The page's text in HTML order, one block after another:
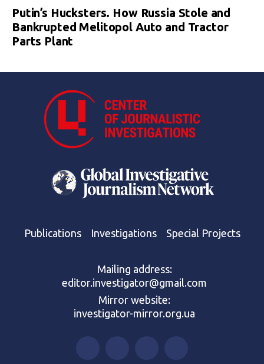
Putin’s Hucksters. How Russia Stole and
Bankrupted Melitopol Auto and Tractor
Parts Plant
Publications Investigations Special Projects
Mailing address:
editor.investigator@gmail.com
Mirror website:
investigator-mirror.org.ua